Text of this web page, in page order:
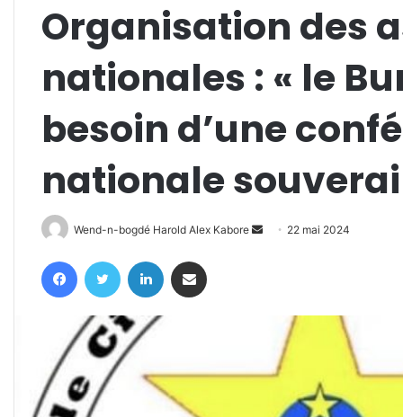
Organisation des
nationales : « le
besoin d’une
nationale
Wend-n-bogdé Harold Alex Kabore
Envoyer22 mai 2024
FacebookTwitter Linkedin